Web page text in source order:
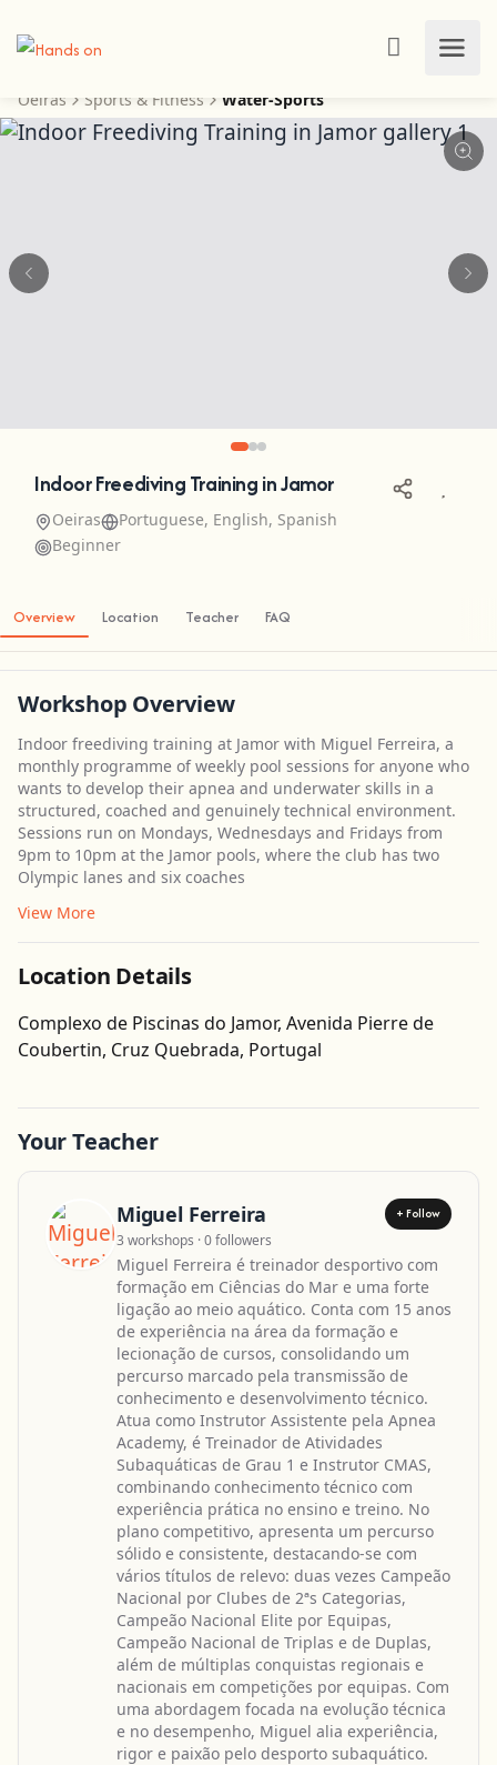
Oeiras Sports & Fitness Water-Sports
Indoor Freediving Training in Jamor
Oeiras
Portuguese, English, Spanish
Beginner
Overview Location Teacher FAQ
Workshop Overview
Indoor freediving training at Jamor with Miguel Ferreira, a
monthly programme of weekly pool sessions for anyone who
wants to develop their apnea and underwater skills in a
structured, coached and genuinely technical environment.
Sessions run on Mondays, Wednesdays and Fridays from
9pm to 10pm at the Jamor pools, where the club has two
Olympic lanes and six coaches
View More
Location Details
Complexo de Piscinas do Jamor, Avenida Pierre de
Coubertin, Cruz Quebrada, Portugal
Leaflet| © OpenStreetMap
Your Teacher
Miguel Ferreira + Follow
3 workshops · 0 followers
Miguel Ferreira é treinador desportivo com
formação em Ciências do Mar e uma forte
ligação ao meio aquático. Conta com 15 anos
de experiência na área da formação e
lecionação de cursos, consolidando um
percurso marcado pela transmissão de
conhecimento e desenvolvimento técnico.
Atua como Instrutor Assistente pela Apnea
Academy, é Treinador de Atividades
Subaquáticas de Grau 1 e Instrutor CMAS,
combinando conhecimento técnico com
experiência prática no ensino e treino. No
plano competitivo, apresenta um percurso
sólido e consistente, destacando-se com
vários títulos de relevo: duas vezes Campeão
Nacional por Clubes de 2ªs Categorias,
Campeão Nacional Elite por Equipas,
Campeão Nacional de Triplas e de Duplas,
além de múltiplas conquistas regionais e
nacionais em competições por equipas. Com
uma abordagem focada na evolução técnica
e no desempenho, Miguel alia experiência,
rigor e paixão pelo desporto subaquático.